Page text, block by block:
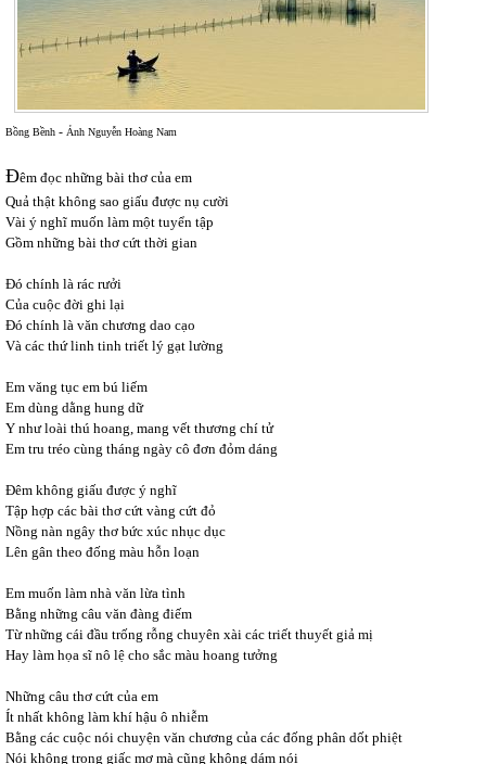
Bồng Bềnh - Ảnh Nguyễn Hoàng Nam
Đêm đọc những bài thơ của em
Quả thật không sao giấu được nụ cười
Vài ý nghĩ muốn làm một tuyển tập
Gồm những bài thơ cứt thời gian
Đó chính là rác rưởi
Của cuộc đời ghi lại
Đó chính là văn chương dao cạo
Và các thứ linh tinh triết lý gạt lường
Em văng tục em bú liếm
Em dùng dằng hung dữ
Y như loài thú hoang, mang vết thương chí tử
Em tru tréo cùng tháng ngày cô đơn đỏm dáng
Đêm không giấu được ý nghĩ
Tập hợp các bài thơ cứt vàng cứt đỏ
Nồng nàn ngây thơ bức xúc nhục dục
Lên gân theo đống màu hỗn loạn
Em muốn làm nhà văn lừa tình
Bằng những câu văn đàng điếm
Từ những cái đầu trống rỗng chuyên xài các triết thuyết giả mị
Hay làm họa sĩ nô lệ cho sắc màu hoang tưởng
Những câu thơ cứt của em
Ít nhất không làm khí hậu ô nhiễm
Bằng các cuộc nói chuyện văn chương của các đống phân dốt phiệt
Nói không trong giấc mơ mà cũng không dám nói